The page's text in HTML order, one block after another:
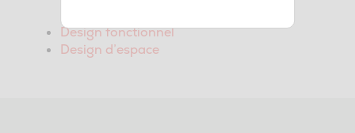
Design fonctionnel
Design d’espace